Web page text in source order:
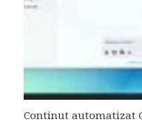
Continut automatizat